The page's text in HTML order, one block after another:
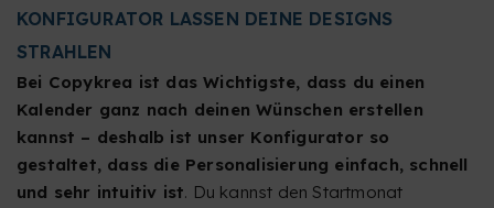
KONFIGURATOR LASSEN DEINE DESIGNS
STRAHLEN
Bei Copykrea ist das Wichtigste, dass du einen
Kalender ganz nach deinen Wünschen erstellen
kannst – deshalb ist unser Konfigurator so
gestaltet, dass die Personalisierung einfach, schnell
und sehr intuitiv ist. Du kannst den Startmonat